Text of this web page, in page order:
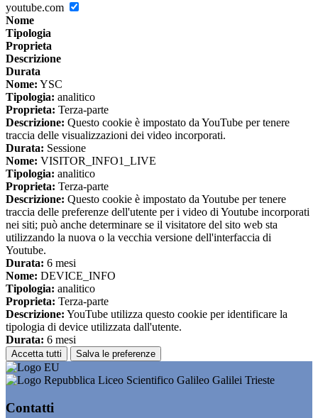
youtube.com
Nome
Tipologia
Proprieta
Descrizione
Durata
Nome: YSC
Tipologia: analitico
Proprieta: Terza-parte
Descrizione: Questo cookie è impostato da YouTube per tenere
traccia delle visualizzazioni dei video incorporati.
Durata: Sessione
Nome: VISITOR_INFO1_LIVE
Tipologia: analitico
Proprieta: Terza-parte
Descrizione: Questo cookie è impostato da Youtube per tenere
traccia delle preferenze dell'utente per i video di Youtube incorporati
nei siti; può anche determinare se il visitatore del sito web sta
utilizzando la nuova o la vecchia versione dell'interfaccia di
Youtube.
Durata: 6 mesi
Nome: DEVICE_INFO
Tipologia: analitico
Proprieta: Terza-parte
Descrizione: YouTube utilizza questo cookie per identificare la
tipologia di device utilizzata dall'utente.
Durata: 6 mesi
Accetta tutti Salva le preferenze
Liceo Scientifico Galileo Galilei Trieste
Contatti